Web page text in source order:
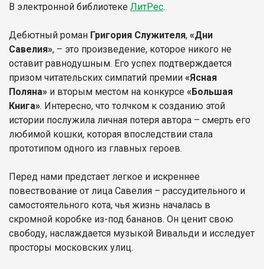
В электронной библиотеке ЛитРес.
Дебютный роман Григория Служителя, «Дни
Савелия», – это произведение, которое никого не
оставит равнодушным. Его успех подтверждается
призом читательских симпатий премии «Ясная
Поляна» и вторым местом на конкурсе «Большая
Книга». Интересно, что толчком к созданию этой
истории послужила личная потеря автора – смерть его
любимой кошки, которая впоследствии стала
прототипом одного из главных героев.
Перед нами предстает легкое и искреннее
повествование от лица Савелия – рассудительного и
самостоятельного кота, чья жизнь началась в
скромной коробке из-под бананов. Он ценит свою
свободу, наслаждается музыкой Вивальди и исследует
просторы московских улиц.